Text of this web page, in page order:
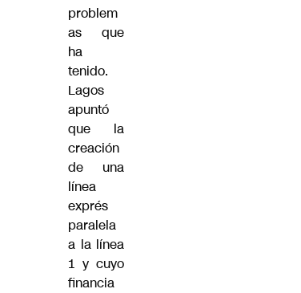
problem
as que
ha
tenido.
Lagos
apuntó
que la
creación
de una
línea
exprés
paralela
a la línea
1 y cuyo
financia